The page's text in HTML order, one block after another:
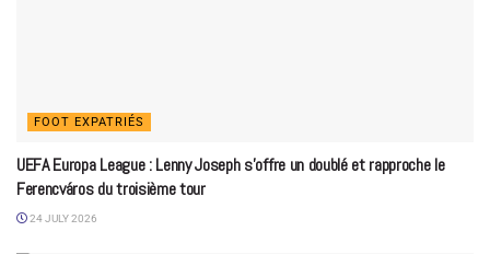
FOOT EXPATRIÉS
UEFA Europa League : Lenny Joseph s’offre un doublé et rapproche le
Ferencváros du troisième tour
24 JULY 2026